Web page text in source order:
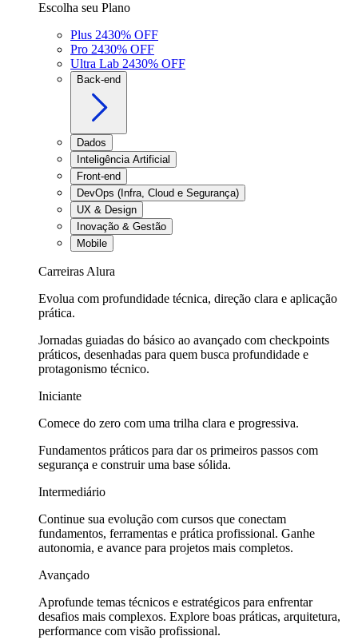
Escolha seu Plano
Plus 2430% OFF
Pro 2430% OFF
Ultra Lab 2430% OFF
Back-end
Dados
Inteligência Artificial
Front-end
DevOps (Infra, Cloud e Segurança)
UX & Design
Inovação & Gestão
Mobile
Carreiras Alura
Evolua com profundidade técnica, direção clara e aplicação
prática.
Jornadas guiadas do básico ao avançado com checkpoints
práticos, desenhadas para quem busca profundidade e
protagonismo técnico.
Iniciante
Comece do zero com uma trilha clara e progressiva.
Fundamentos práticos para dar os primeiros passos com
segurança e construir uma base sólida.
Intermediário
Continue sua evolução com cursos que conectam
fundamentos, ferramentas e prática profissional. Ganhe
autonomia, e avance para projetos mais completos.
Avançado
Aprofunde temas técnicos e estratégicos para enfrentar
desafios mais complexos. Explore boas práticas, arquitetura,
performance com visão profissional.